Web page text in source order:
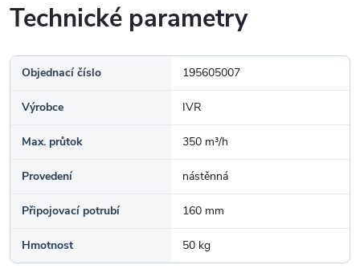
Technické parametry
Objednací číslo 195605007
Výrobce IVR
Max. průtok 350 m³/h
Provedení nástěnná
Připojovací potrubí 160 mm
Hmotnost 50 kg